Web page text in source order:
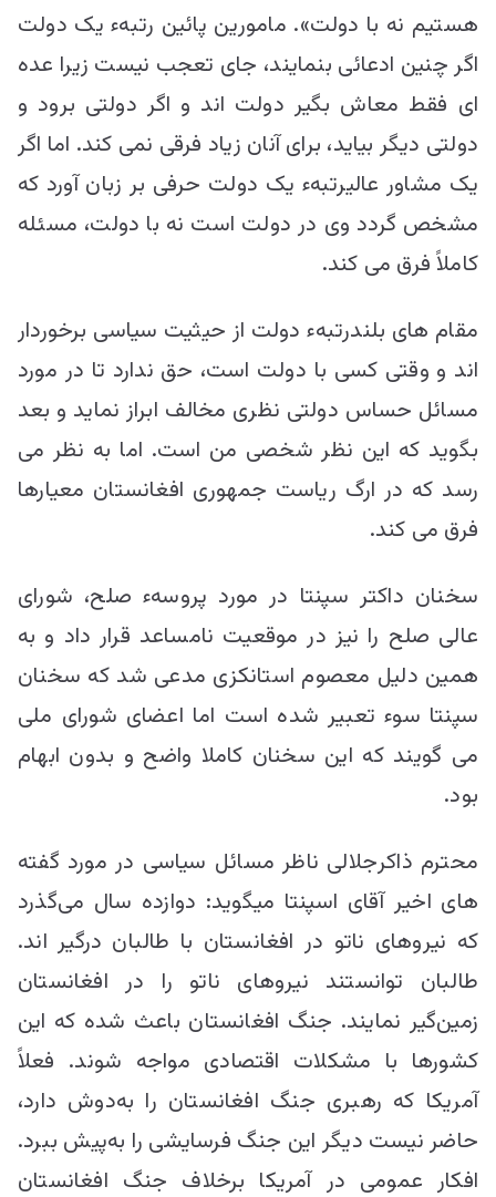
هستیم نه با دولت». مامورین پائین رتبهء یک دولت
اگر چنین ادعائی بنمایند، جای تعجب نیست زیرا عده
ای فقط معاش بگیر دولت اند و اگر دولتی برود و
دولتی دیگر بیاید، برای آنان زیاد فرقی نمی کند. اما اگر
یک مشاور عالیرتبهء یک دولت حرفی بر زبان آورد که
مشخص گردد وی در دولت است نه با دولت، مسئله
کاملاً فرق می کند.
مقام های بلندرتبهء دولت از حیثیت سیاسی برخوردار
اند و وقتی کسی با دولت است، حق ندارد تا در مورد
مسائل حساس دولتی نظری مخالف ابراز نماید و بعد
بگوید که این نظر شخصی من است. اما به نظر می
رسد که در ارگ ریاست جمهوری افغانستان معیارها
فرق می کند.
سخنان داکتر سپنتا در مورد پروسهء صلح، شورای
عالی صلح را نیز در موقعیت نامساعد قرار داد و به
همین دلیل معصوم استانکزی مدعی شد که سخنان
سپنتا سوء تعبیر شده است اما اعضای شورای ملی
می گویند که این سخنان کاملا واضح و بدون ابهام
بود.
محترم ذاکر‌جلالی ناظر مسائل سیاسی در مورد گفته
های اخیر آقای اسپنتا میگوید: دوازده سال می‌گذرد
که نیروهای ناتو در افغانستان با طالبان درگیر اند.
طالبان توانستند نیروهای ناتو را در افغانستان
زمین‌گیر نمایند. جنگ افغانستان باعث شده که این
کشورها با مشکلات اقتصادی مواجه شوند. فعلاً
آمریکا که رهبری جنگ افغانستان را به‌دوش دارد،
حاضر نیست دیگر این جنگ فرسایشی را به‌پیش ببرد.
افکار عمومی در آمریکا برخلاف جنگ افغانستان